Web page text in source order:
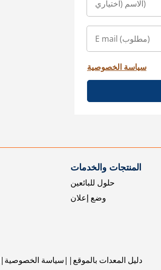
سياسة الخصوصية
المنتجات والخدمات
حلول للبائعين
وضع إعلان
سياسة الخصوصية دليل المعدات بالموقع